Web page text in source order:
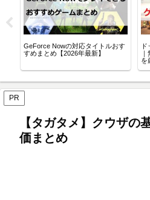
GeForce Nowの対応タイトルおす
すめまとめ【2026年最新】
を
PR
【タガタメ】クウザの
価まとめ